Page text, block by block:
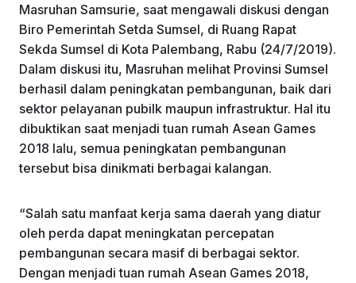
Masruhan Samsurie, saat mengawali diskusi dengan
Biro Pemerintah Setda Sumsel, di Ruang Rapat
Sekda Sumsel di Kota Palembang, Rabu (24/7/2019).
Dalam diskusi itu, Masruhan melihat Provinsi Sumsel
berhasil dalam peningkatan pembangunan, baik dari
sektor pelayanan pubilk maupun infrastruktur. Hal itu
dibuktikan saat menjadi tuan rumah Asean Games
2018 lalu, semua peningkatan pembangunan
tersebut bisa dinikmati berbagai kalangan.
“Salah satu manfaat kerja sama daerah yang diatur
oleh perda dapat meningkatan percepatan
pembangunan secara masif di berbagai sektor.
Dengan menjadi tuan rumah Asean Games 2018,